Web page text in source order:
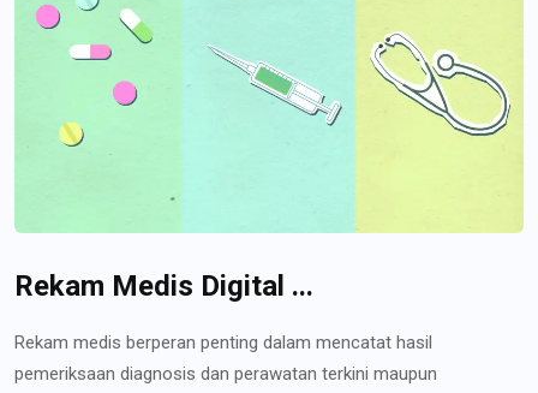
Rekam Medis Digital ...
Rekam medis berperan penting dalam mencatat hasil
pemeriksaan diagnosis dan perawatan terkini maupun